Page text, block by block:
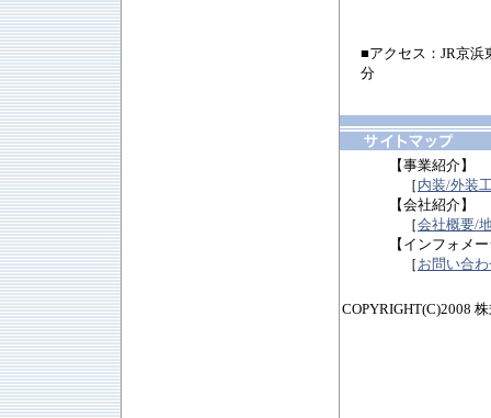
■アクセス：JR京浜
分
【事業紹介】
［ 内装/外装
【会社紹介】
［会社概要/
【インフォメ
［ お問い合
COPYRIGHT(C)2008